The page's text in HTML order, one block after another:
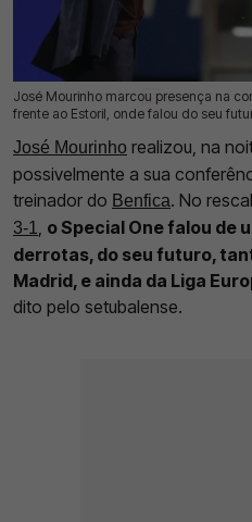
José Mourinho marcou presença na
frente ao Estoril, onde falou do seu
17 Mai 2026 | 08:25 | 0
José Mourinho realizou, na
possivelmente a sua
treinador do Benfica. No
3-1 , o Special One falou de
derrotas, do seu futuro,
Madrid, e ainda da Liga
dito pelo setubalense.